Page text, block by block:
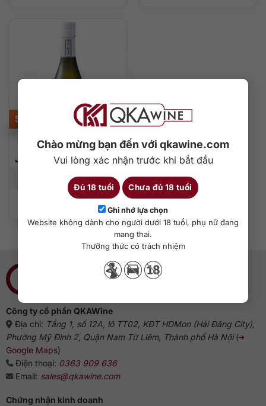
Chào mừng bạn đến với qkawine.com
Vui lòng xác nhận trước khi bắt đầu
Đủ 18 tuổi Chưa đủ 18 tuổi
Ghi nhớ lựa chọn
Website không dành cho người dưới 18 tuổi, phụ nữ đang
mang thai.
Thưởng thức có trách nhiệm
Rượu Sake Dassai 39
Junmai Daiginjo 300ml
528.000
16%
Thêm vào giỏ hàng
Công ty cổ phần QKAWine
Địa chỉ: Tầng 1, số 12A, lô TT02, KĐT HDMon (Hải Đăng City),
Phường Mỹ Đình 2, Quận Nam Từ Liêm, Thành phố Hà Nội(
Google Maps)
Điện thoại: 0363 909 636
Email: sales@qkawine.com
Chứng nhận kinh doanh